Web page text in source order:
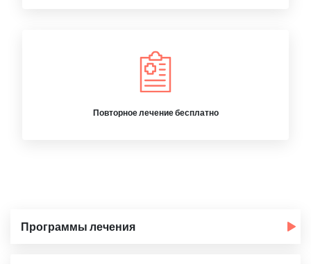
Повторное лечение бесплатно
Программы лечения